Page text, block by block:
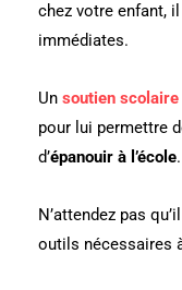
chez votre enfant,
immédiates.
Un soutien
pour lui permettre
d’épanouir à l’école.
N’attendez pas
outils nécessaires